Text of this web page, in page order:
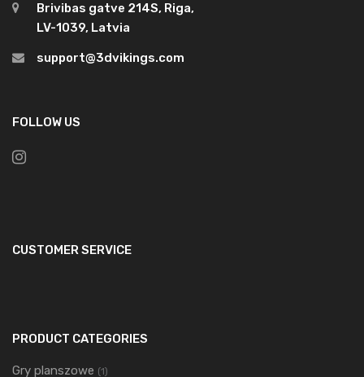
Brivibas gatve 214S, Riga,
LV-1039, Latvia
support@3dvikings.com
FOLLOW US
CUSTOMER SERVICE
PRODUCT CATEGORIES
Gry planszowe (1)